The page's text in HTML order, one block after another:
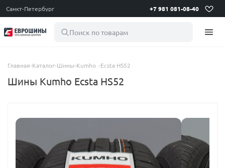
Санкт-Петербург +7 981 081-08-40
Поиск по товарам
Главная-Каталог-Шины-Kumho -Ecsta HS52
Шины Kumho Ecsta HS52